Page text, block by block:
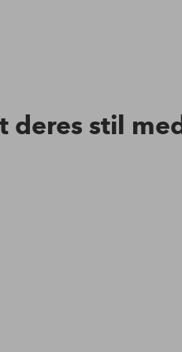
deres stil med